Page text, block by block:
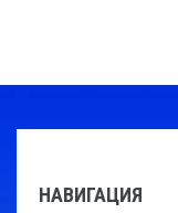
НАВИГАЦИЯ